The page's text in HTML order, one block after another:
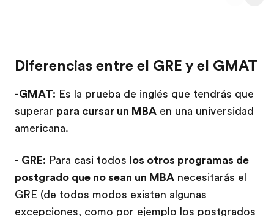
Diferencias entre el GRE y el GMAT
-GMAT: Es la prueba de inglés que tendrás que
superar para cursar un MBA en una universidad
americana.
- GRE: Para casi todos los otros programas de
postgrado que no sean un MBA necesitarás el
GRE (de todos modos existen algunas
excepciones, como por ejemplo los postgrados